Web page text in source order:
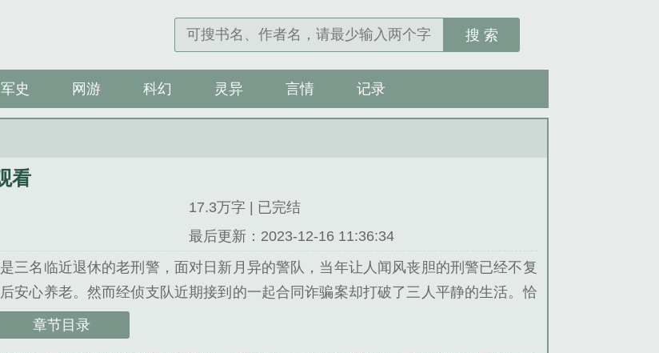
搜 索
军史 网游 科幻 灵异 言情 记录
看
17.3万字 | 已完结
最后更新：2023-12-16 11:36:34
三名临近退休的老刑警，面对日新月异的警队，当年让人闻风丧胆的刑警已经不复
安心养老。然而经侦支队近期接到的一起合同诈骗案却打破了三人平静的生活。恰
是吕铮精心创作的都市类小说。
章节目录